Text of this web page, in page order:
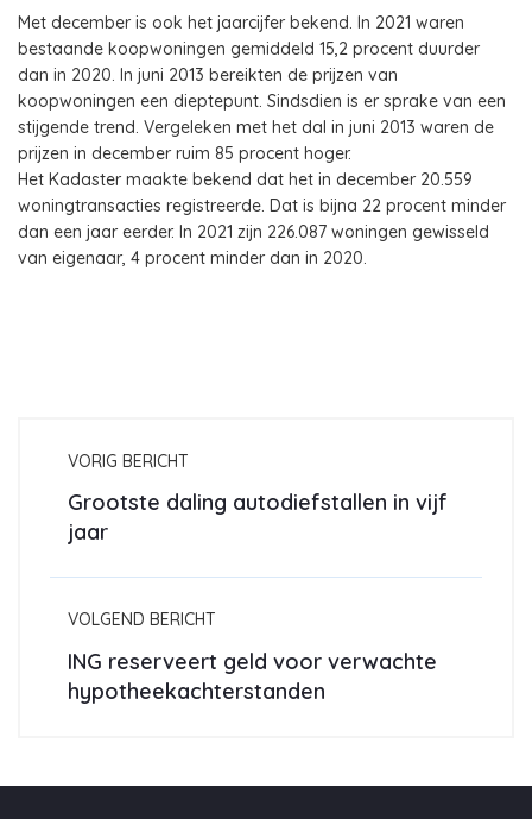
Met december is ook het jaarcijfer bekend. In 2021 waren
bestaande koopwoningen gemiddeld 15,2 procent duurder
dan in 2020. In juni 2013 bereikten de prijzen van
koopwoningen een dieptepunt. Sindsdien is er sprake van een
stijgende trend. Vergeleken met het dal in juni 2013 waren de
prijzen in december ruim 85 procent hoger.
Het Kadaster maakte bekend dat het in december 20.559
woningtransacties registreerde. Dat is bijna 22 procent minder
dan een jaar eerder. In 2021 zijn 226.087 woningen gewisseld
van eigenaar, 4 procent minder dan in 2020.
VORIG BERICHT
Grootste daling autodiefstallen in vijf
jaar
VOLGEND BERICHT
ING reserveert geld voor verwachte
hypotheekachterstanden